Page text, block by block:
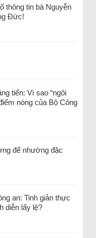
thông tin bà Nguyễn
Đức!
tiến: Vì sao “ngôi
nóng của Bộ Công
để nhường đặc
an: Tinh giản thực
diễn lấy lệ?